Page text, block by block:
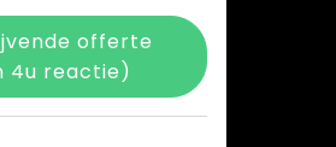
offerte
4u reactie)